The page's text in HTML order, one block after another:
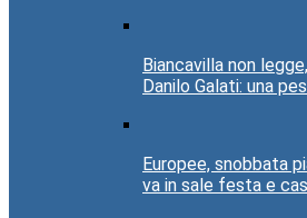
Biancavilla non
Danilo Galati: una
Europee, snobbata
va in sale festa e